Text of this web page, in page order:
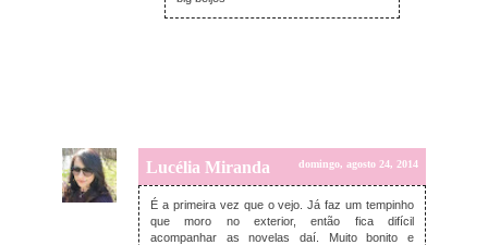
Lucélia Miranda domingo, agosto 24, 2014
É a primeira vez que o vejo. Já faz um tempinho
que moro no exterior, então fica difícil
acompanhar as novelas daí. Muito bonito e